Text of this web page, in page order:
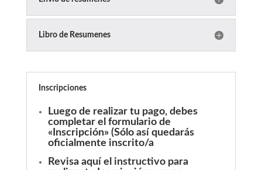
Libro de Resumenes
Inscripciones
Luego de realizar tu pago, debes
completar el formulario de
«Inscripción» (Sólo así quedarás
oficialmente inscrito/a
Revisa aquí el instructivo para